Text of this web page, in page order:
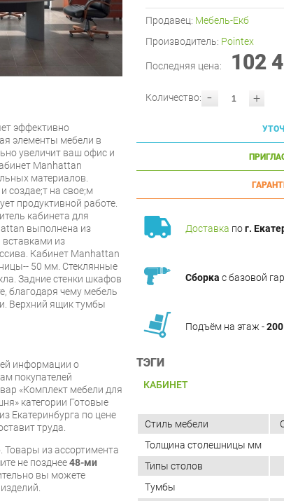
Продавец: Мебель-Екб
Производитель: Pointex
Последняя цена: 102
- +
Количество:
Доставка пог.
Сборка с базовой
Подъём на этаж -
ТЭГИ
КАБИНЕТ
эффективно
элементы мебели в
увеличит ваш офис и
Manhattan
материалов.
создаe;т на своe;м
продуктивной работе.
кабинета для
выполнена из
из
Кабинет Manhattan
50 мм. Стеклянные
Задние стенки шкафов
благодаря чему мебель
Верхний ящик тумбы
информации о
покупателей
«Комплект мебели для
категории Готовые
Екатеринбурга по цене
труда.
из ассортимента
не позднее48-ми
вы можете
Стиль мебели
Толщина столешницы мм
Типы столов
Тумбы